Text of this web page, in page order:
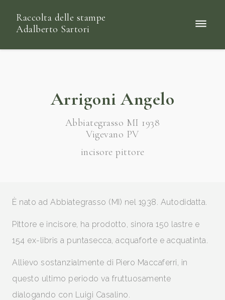
Raccolta delle stampe
Adalberto Sartori
Arrigoni Angelo
Abbiategrasso MI 1938
Vigevano PV
incisore pittore
È nato ad Abbiategrasso (MI) nel 1938. Autodidatta.
Pittore e incisore, ha prodotto, sinora 150 lastre e
154 ex-libris a puntasecca, acquaforte e acquatinta.
Allievo sostanzialmente di Piero Maccaferri, in
questo ultimo periodo va fruttuosamente
dialogando con Luigi Casalino.